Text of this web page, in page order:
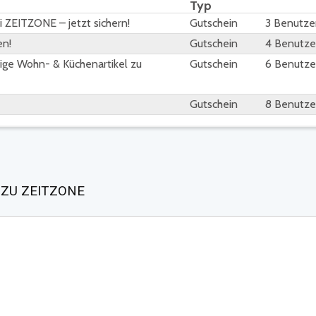
Typ
– jetzt sichern! Gutschein
3
Gutschein
4
Wohn- & Küchenartikel zu
Gutschein 6
Gutschein 8
ZEITZONE